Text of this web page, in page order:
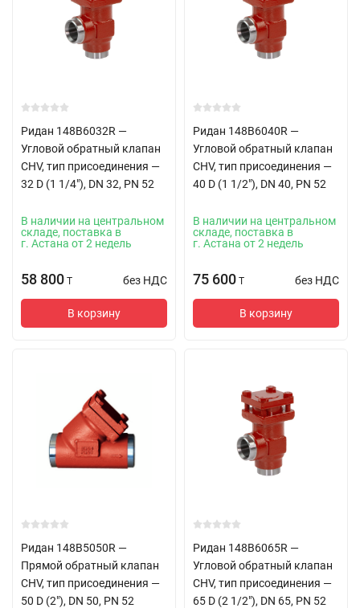
Ридан 148B6032R —
Угловой обратный клапан
CHV, тип присоединения —
32 D (1 1/4"), DN 32, PN 52
В наличии на центральном
складе, поставка в
г. Астана от 2 недель
58 800 T без НДС
В корзину
Ридан 148B6040R —
Угловой обратный клапан
CHV, тип присоединения —
40 D (1 1/2"), DN 40, PN 52
В наличии на центральном
складе, поставка в
г. Астана от 2 недель
75 600 T без НДС
В корзину
Ридан 148B5050R —
Прямой обратный клапан
CHV, тип присоединения —
50 D (2"), DN 50, PN 52
Ридан 148B6065R —
Угловой обратный клапан
CHV, тип присоединения —
65 D (2 1/2"), DN 65, PN 52